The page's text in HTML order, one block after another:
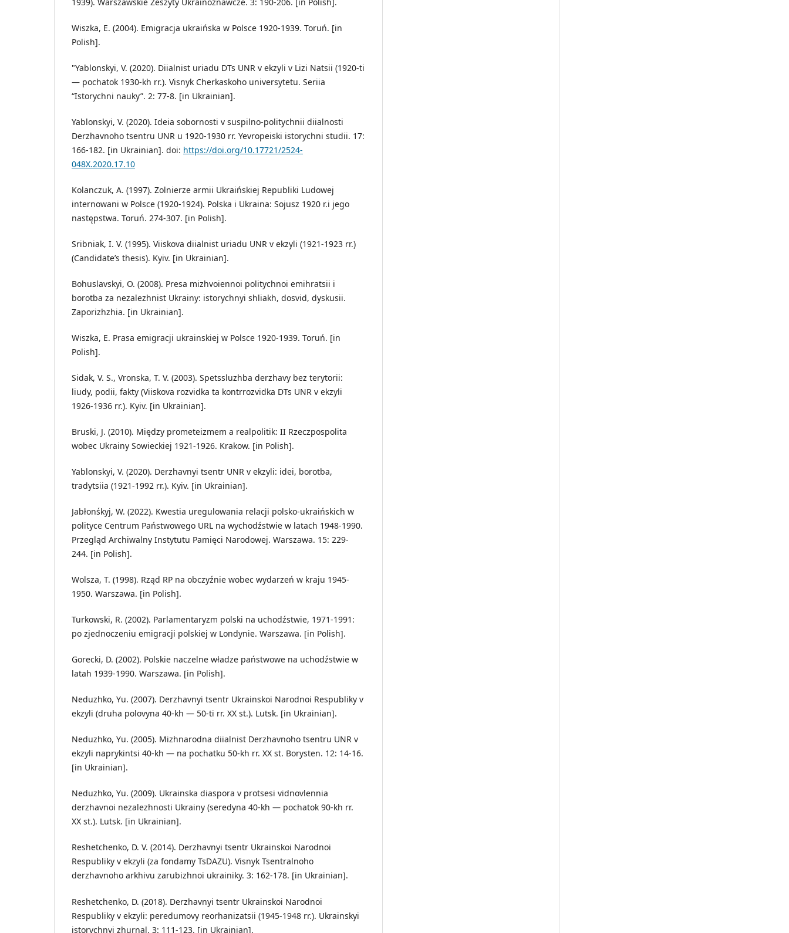
Wiszka, E. (2004). Emigracja ukraińska w Polsce 1920-1939. Toruń. [in
Polish].
"Yablonskyi, V. (2020). Diialnist uriadu DTs UNR v ekzyli v Lizi Natsii (1920-ti
— pochatok 1930-kh rr.). Visnyk Cherkaskoho universytetu. Seriia
“Istorychni nauky”. 2: 77-8. [in Ukrainian].
Yablonskyi, V. (2020). Ideia sobornosti v suspilno-politychnii diialnosti
Derzhavnoho tsentru UNR u 1920-1930 rr. Yevropeiski istorychni studii. 17:
166-182. [in Ukrainian]. doi: https://doi.org/10.17721/2524-
048X.2020.17.10
Kolanczuk, A. (1997). Zolnierze armii Ukraińskiej Republiki Ludowej
internowani w Polsce (1920-1924). Polska i Ukraina: Sojusz 1920 r.i jego
następstwa. Toruń. 274-307. [in Polish].
Sribniak, I. V. (1995). Viiskova diialnist uriadu UNR v ekzyli (1921-1923 rr.)
(Candidate’s thesis). Kyiv. [in Ukrainian].
Bohuslavskyi, O. (2008). Presa mizhvoiennoi politychnoi emihratsii i
borotba za nezalezhnist Ukrainy: istorychnyi shliakh, dosvid, dyskusii.
Zaporizhzhia. [in Ukrainian].
Wiszka, E. Prasa emigracji ukrainskiej w Polsce 1920-1939. Toruń. [in
Polish].
Sidak, V. S., Vronska, T. V. (2003). Spetssluzhba derzhavy bez terytorii:
liudy, podii, fakty (Viiskova rozvidka ta kontrrozvidka DTs UNR v ekzyli
1926-1936 rr.). Kyiv. [in Ukrainian].
Bruski, J. (2010). Między prometeizmem a realpolitik: II Rzeczpospolita
wobec Ukrainy Sowieckiej 1921-1926. Krakow. [in Polish].
Yablonskyi, V. (2020). Derzhavnyi tsentr UNR v ekzyli: idei, borotba,
tradytsiia (1921-1992 rr.). Kyiv. [in Ukrainian].
Jabłonśkyj, W. (2022). Kwestia uregulowania relacji polsko-ukraińskich w
polityce Centrum Państwowego URL na wychodźstwie w latach 1948-1990.
Przegląd Archiwalny Instytutu Pamięci Narodowej. Warszawa. 15: 229-
244. [in Polish].
Wolsza, T. (1998). Rząd RP na obczyźnie wobec wydarzeń w kraju 1945-
1950. Warszawa. [in Polish].
Turkowski, R. (2002). Parlamentaryzm polski na uchodźstwie, 1971-1991:
po zjednoczeniu emigracji polskiej w Londynie. Warszawa. [in Polish].
Gorecki, D. (2002). Polskie naczelne władze państwowe na uchodźstwie w
latah 1939-1990. Warszawa. [in Polish].
Neduzhko, Yu. (2007). Derzhavnyi tsentr Ukrainskoi Narodnoi Respubliky v
ekzyli (druha polovyna 40-kh — 50-ti rr. XX st.). Lutsk. [in Ukrainian].
Neduzhko, Yu. (2005). Mizhnarodna diialnist Derzhavnoho tsentru UNR v
ekzyli naprykintsi 40-kh — na pochatku 50-kh rr. XX st. Borysten. 12: 14-16.
[in Ukrainian].
Neduzhko, Yu. (2009). Ukrainska diaspora v protsesi vidnovlennia
derzhavnoi nezalezhnosti Ukrainy (seredyna 40-kh — pochatok 90-kh rr.
XX st.). Lutsk. [in Ukrainian].
Reshetchenko, D. V. (2014). Derzhavnyi tsentr Ukrainskoi Narodnoi
Respubliky v ekzyli (za fondamy TsDAZU). Visnyk Tsentralnoho
derzhavnoho arkhivu zarubizhnoi ukrainiky. 3: 162-178. [in Ukrainian].
Reshetchenko, D. (2018). Derzhavnyi tsentr Ukrainskoi Narodnoi
Respubliky v ekzyli: peredumovy reorhanizatsii (1945-1948 rr.). Ukrainskyi
istorychnyi zhurnal. 3: 111-123. [in Ukrainian].